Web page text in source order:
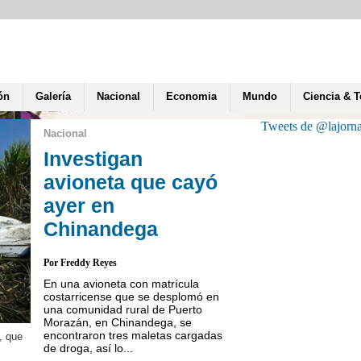
Galería Nacional Economia Mundo Ciencia &
que
Nacional
Investigan
avioneta que cayó
ayer en
Chinandega
Por Freddy Reyes
En una avioneta con matrícula
costarricense que se desplomó en
una comunidad rural de Puerto
Morazán, en Chinandega, se
encontraron tres maletas cargadas
de droga, así lo...
El jefe de la Policía del
martes se realizó un
Tweets de